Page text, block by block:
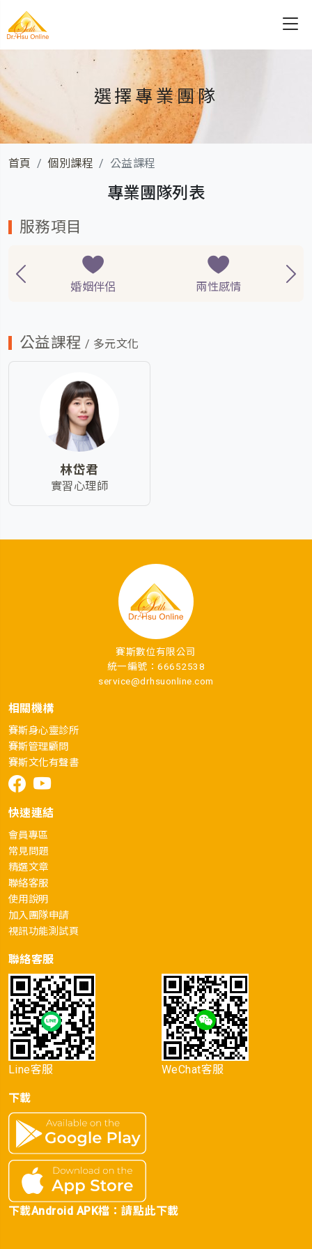
選擇專業團隊
首頁 個別課程 公益課程
專業團隊列表
服務項目
婚姻伴侶 兩性感情
公益課程 / 多元文化
林岱君
實習心理師
賽斯數位有限公司
統一編號：66652538
service@drhsuonline.com
相關機構
賽斯身心靈診所
賽斯管理顧問
賽斯文化有聲書
快速連結
會員專區
常見問題
精選文章
聯絡客服
使用說明
加入團隊申請
視訊功能測試頁
聯絡客服
Line客服 WeChat客服
下載
下載Android APK檔：請點此下載